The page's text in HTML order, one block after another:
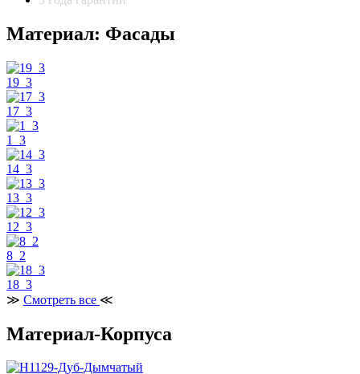
Материал: Фасады
19_3
17_3
1_3
14_3
13_3
12_3
8_2
18_3
≫ Смотреть все ≪
Материал-Корпуса